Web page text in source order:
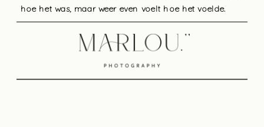
hoe het was, maar weer even voelt hoe het voelde.